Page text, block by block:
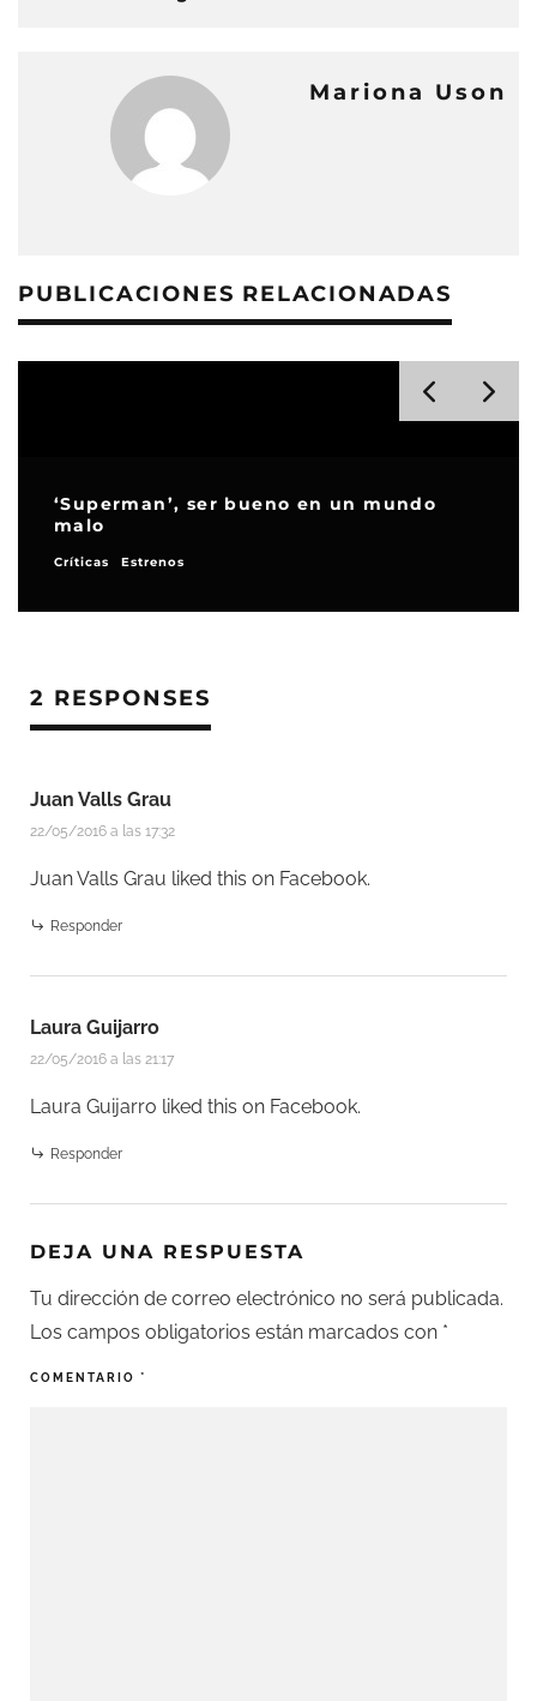
Mariona Uson
PUBLICACIONES RELACIONADAS
Agatha Raisin atrapa criminales en
COSMO
Series de TV
2 RESPONSES
Juan Valls Grau
22/05/2016 a las 17:32
Juan Valls Grau liked this on Facebook.
Responder
Laura Guijarro
22/05/2016 a las 21:17
Laura Guijarro liked this on Facebook.
Responder
DEJA UNA RESPUESTA
Tu dirección de correo electrónico no será publicada.
Los campos obligatorios están marcados con *
COMENTARIO *